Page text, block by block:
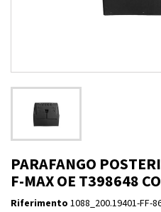
PARAFANGO
F-MAX OE T398648
Riferimento 1088_200.19401-FF-